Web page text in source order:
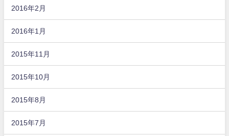
2016年2月
2016年1月
2015年11月
2015年10月
2015年8月
2015年7月